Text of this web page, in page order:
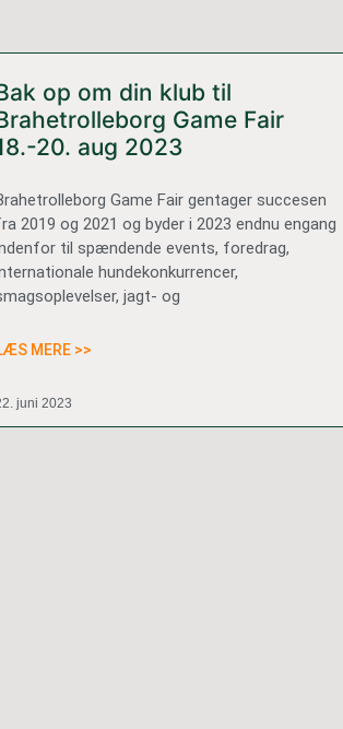
op om din klub til
Game Fair
20. aug 2023
Game Fair gentager succesen
2019 og 2021 og byder i 2023 endnu engang
til spændende events, foredrag,
hundekonkurrencer,
jagt- og
MERE >>
juni 2023